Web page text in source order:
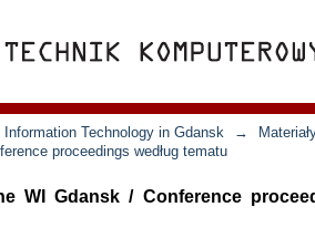
Technology in Gdansk →
proceedings według tematu
WI Gdansk / Conference